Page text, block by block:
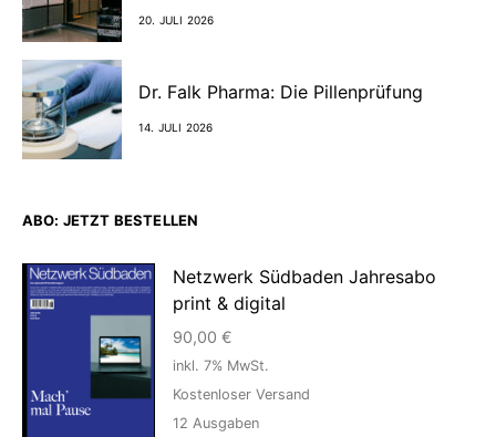
20. JULI 2026
Dr. Falk Pharma: Die Pillenprüfung
14. JULI 2026
ABO: JETZT BESTELLEN
Netzwerk Südbaden Jahresabo
print & digital
90,00 €
inkl. 7% MwSt.
Kostenloser Versand
12 Ausgaben